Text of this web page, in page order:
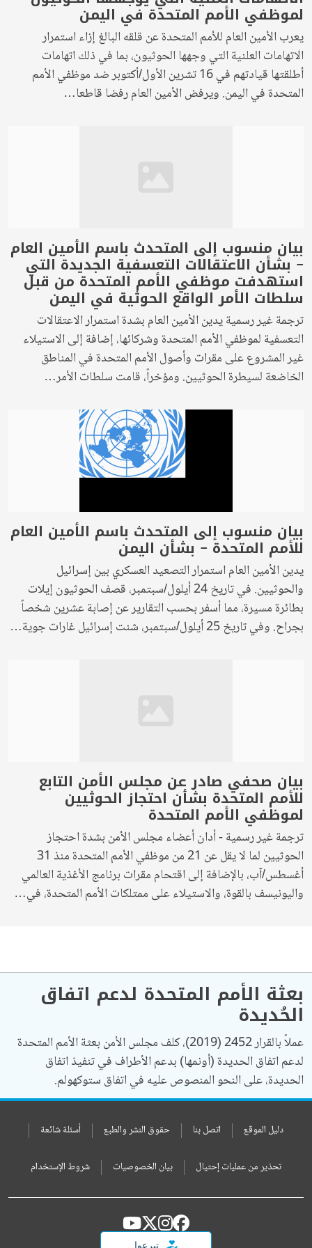
لموظفي الأمم المتحدة في اليمن
يعرب الأمين العام للأمم المتحدة عن قلقه البالغ إزاء استمرار
الاتهامات العلنية التي وجهها الحوثيون، بما في ذلك اتهامات
أطلقتها قيادتهم في 16 تشرين الأول/أكتوبر ضد موظفي الأمم
المتحدة في اليمن. ويرفض الأمين العام رفضا قاطعا…
بيان منسوب إلى المتحدث باسم الأمين العام
– بشأن الاعتقالات التعسفية الجديدة التي
استهدفت موظفي الأمم المتحدة من قبل
سلطات الأمر الواقع الحوثية في اليمن
ترجمة غير رسمية يدين الأمين العام بشدة استمرار الاعتقالات
التعسفية لموظفي الأمم المتحدة وشركائها، إضافة إلى الاستيلاء
غير المشروع على مقرات وأصول الأمم المتحدة في المناطق
الخاضعة لسيطرة الحوثيين. ومؤخراً، قامت سلطات الأمر…
بيان منسوب إلى المتحدث باسم الأمين العام
للأمم المتحدة – بشأن اليمن
يدين الأمين العام استمرار التصعيد العسكري بين إسرائيل
والحوثيين. في تاريخ 24 أيلول/سبتمبر، قصف الحوثيون إيلات
بطائرة مسيرة، مما أسفر بحسب التقارير عن إصابة عشرين شخصاً
بجراح. وفي تاريخ 25 أيلول/سبتمبر، شنت إسرائيل غارات جوية…
بيان صحفي صادر عن مجلس الأمن التابع
للأمم المتحدة بشأن احتجاز الحوثيين
لموظفي الأمم المتحدة
ترجمة غير رسمية - أدان أعضاء مجلس الأمن بشدة احتجاز
الحوثيين لما لا يقل عن 21 من موظفي الأمم المتحدة منذ 31
أغسطس/آب، بالإضافة إلى اقتحام مقرات برنامج الأغذية العالمي
واليونيسف بالقوة، والاستيلاء على ممتلكات الأمم المتحدة، في…
بعثة الأمم المتحدة لدعم اتفاق
الحُديدة
عملاً بالقرار 2452 (2019)، كلف مجلس الأمن بعثة الأمم المتحدة
لدعم اتفاق الحديدة (أونمها) بدعم الأطراف في تنفيذ اتفاق
الحديدة، على النحو المنصوص عليه في اتفاق ستوكهولم.
دليل الموقع اتصل بنا حقوق النشر والطبع أسئلة شائعة
تحذير من عمليات إحتيال بيان الخصوصيات شروط الإستخدام
تبرعوا